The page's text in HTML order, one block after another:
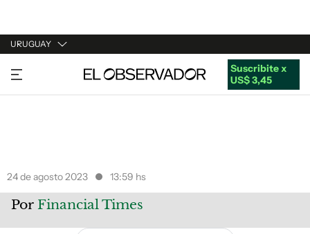
URUGUAY
URUGUAY
ARGENTINA
Suscribite x
US$ 3,45
24 de agosto 2023 13:59 hs
Por Financial Times